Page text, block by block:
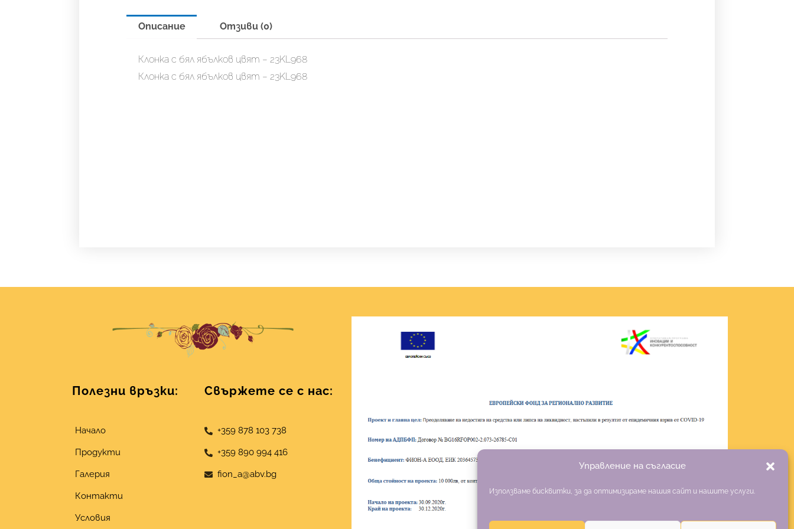
Управление на съгласие
Използваме бисквитки, за да оптимизираме нашия сайт и нашите услуги.
Описание Отзиви (0)
Клонка с бял ябълков цвят – 23KL968
Клонка с бял ябълков цвят – 23KL968
Полезни връзки:
Начало
Продукти
Галерия
Контакти
Условия
Свържете се с нас:
+359 878 103 738
+359 890 994 416
fion_a@abv.bg